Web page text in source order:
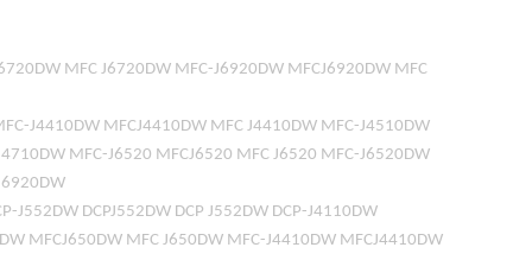
MFC J6720DW MFC-J6920DW MFCJ6920DW MFC
J4410DW MFCJ4410DW MFC J4410DW MFC-J4510DW
MFC-J6520 MFCJ6520 MFC J6520 MFC-J6520DW
J552DW DCPJ552DW DCP J552DW DCP-J4110DW
MFCJ650DW MFC J650DW MFC-J4410DW MFCJ4410DW